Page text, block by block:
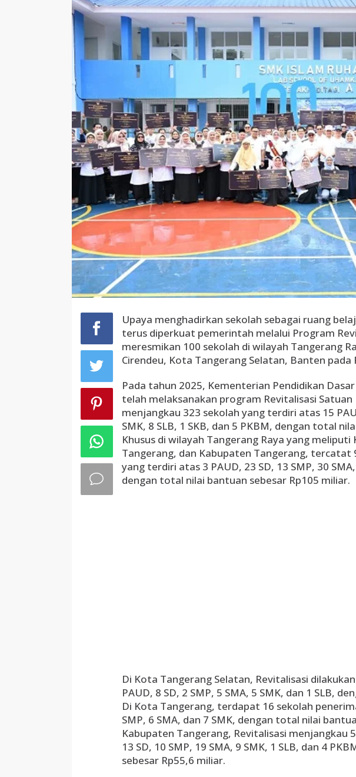
Upaya menghadirkan sekolah sebagai ruang
terus diperkuat pemerintah melalui Program
meresmikan 100 sekolah di wilayah Tangerang
Cirendeu, Kota Tangerang Selatan, Banten pada
Pada tahun 2025, Kementerian Pendidikan
telah melaksanakan program Revitalisasi
menjangkau 323 sekolah yang terdiri atas 15
SMK, 8 SLB, 1 SKB, dan 5 PKBM, dengan total
Khusus di wilayah Tangerang Raya yang
Tangerang, dan Kabupaten Tangerang, tercatat
yang terdiri atas 3 PAUD, 23 SD, 13 SMP, 30
dengan total nilai bantuan sebesar Rp105 miliar.
Di Kota Tangerang Selatan, Revitalisasi
PAUD, 8 SD, 2 SMP, 5 SMA, 5 SMK, dan 1 SLB,
Di Kota Tangerang, terdapat 16 sekolah
SMP, 6 SMA, dan 7 SMK, dengan total nilai
Kabupaten Tangerang, Revitalisasi menjangkau
13 SD, 10 SMP, 19 SMA, 9 SMK, 1 SLB, dan 4
sebesar Rp55,6 miliar.